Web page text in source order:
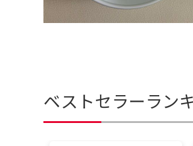
ベストセラーラン